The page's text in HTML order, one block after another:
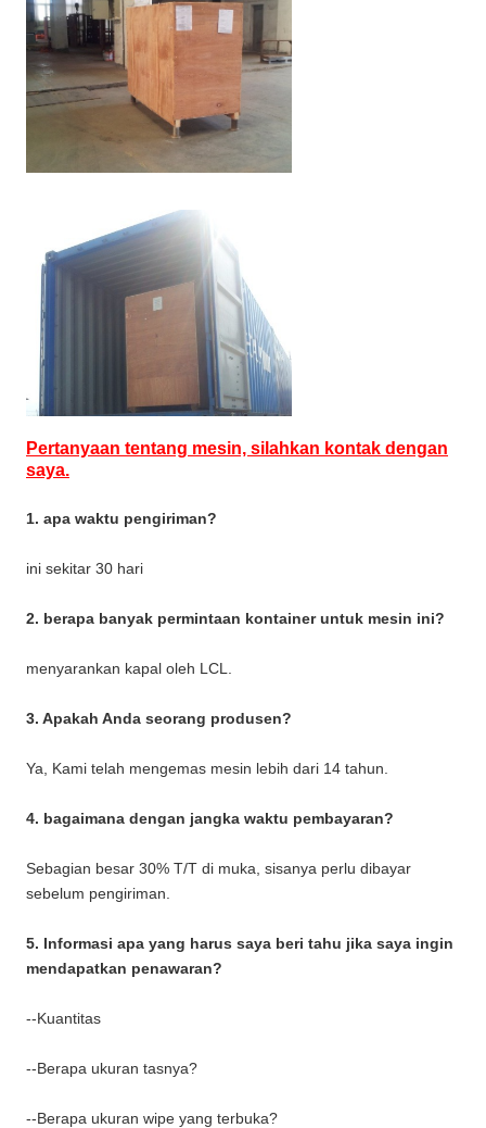
Pertanyaan tentang mesin, silahkan kontak dengan
saya.
1. apa waktu pengiriman?
ini sekitar 30 hari
2. berapa banyak permintaan kontainer untuk mesin ini?
menyarankan kapal oleh LCL.
3. Apakah Anda seorang produsen?
Ya, Kami telah mengemas mesin lebih dari 14 tahun.
4. bagaimana dengan jangka waktu pembayaran?
Sebagian besar 30% T/T di muka, sisanya perlu dibayar
sebelum pengiriman.
5. Informasi apa yang harus saya beri tahu jika saya ingin
mendapatkan penawaran?
--Kuantitas
--Berapa ukuran tasnya?
--Berapa ukuran wipe yang terbuka?